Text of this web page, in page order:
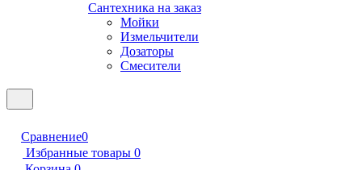
Сантехника на заказ
Мойки
Измельчители
Дозаторы
Смесители
Сравнение0
Избранные товары 0